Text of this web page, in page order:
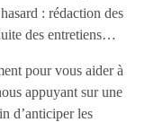
: rédaction des
des entretiens…
pour vous aider à
appuyant sur une
d’anticiper les